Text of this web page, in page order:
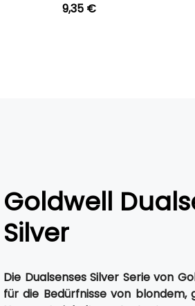
9,35 €
Goldwell
Silver
Die Dualsenses Silver Serie von
für die Bedürfnisse von blondem,